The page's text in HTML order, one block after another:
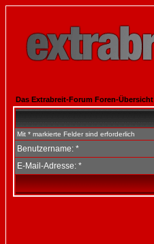
Das Extrabreit-Forum Foren-Übersicht
Mit * markierte Felder sind erforderlich
Benutzername: *
E-Mail-Adresse: *